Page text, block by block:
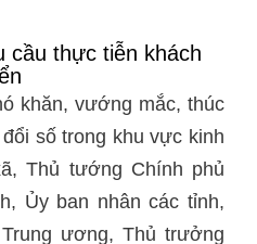
cầu thực tiễn khách
khăn, vướng mắc, thúc
số trong khu vực kinh
Thủ tướng Chính phủ
Ủy ban nhân các tỉnh,
ương, Thủ trưởng